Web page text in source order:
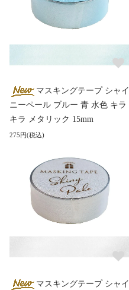
マスキングテープ シャイ
ニーペール ブルー 青 水色 キラ
キラ メタリック 15mm
275円(税込)
マスキングテープ シャイ